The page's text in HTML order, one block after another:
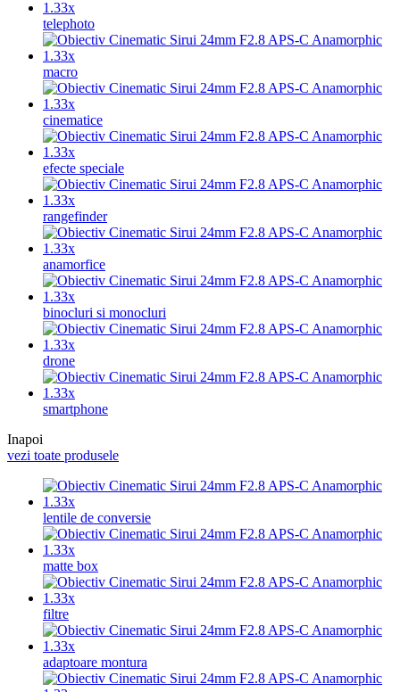
telephoto
macro
cinematice
efecte speciale
rangefinder
anamorfice
binocluri si monocluri
drone
smartphone
Inapoi
vezi toate produsele
lentile de conversie
matte box
filtre
adaptoare montura